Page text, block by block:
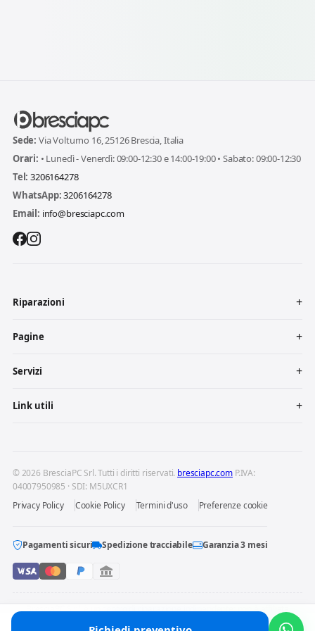
Sede: Via Volturno 16, 25126 Brescia, Italia
Orari: • Lunedì - Venerdì: 09:00-12:30 e 14:00-19:00 • Sabato: 09:00-12:30
Tel: 3206164278
WhatsApp:3206164278
Email: info@bresciapc.com
Riparazioni
Pagine
Servizi
Link utili
© 2026 BresciaPC Srl. Tutti i diritti riservati. bresciapc.com P.IVA:
04007950985 · SDI: M5UXCR1
Privacy Policy
Cookie Policy Termini d'uso Preferenze cookie
Pagamenti sicuri Spedizione tracciabile Garanzia 3 mesi
BresciaPC S.r.l. è un centro di riparazione indipendente: non è affiliata
né autorizzata dai produttori dei dispositivi riparati. Marchi e loghi